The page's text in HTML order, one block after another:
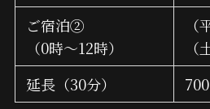
ご宿泊②
（0時～12時）
延長（30分）